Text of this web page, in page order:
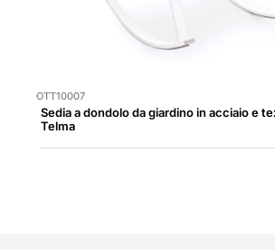
OTT10007
Sedia a dondolo da giardino in acciaio e
Telma